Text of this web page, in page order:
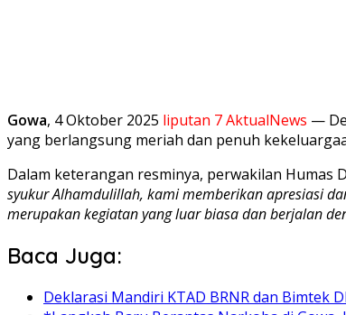
Gowa, 4 Oktober 2025 liputan 7 AktualNews —
yang berlangsung meriah dan penuh
Dalam keterangan resminya, perwakilan Humas
syukur Alhamdulillah, kami memberikan apresiasi
merupakan kegiatan yang luar biasa dan berjalan
Baca Juga:
Deklarasi Mandiri KTAD BRNR dan Bimtek